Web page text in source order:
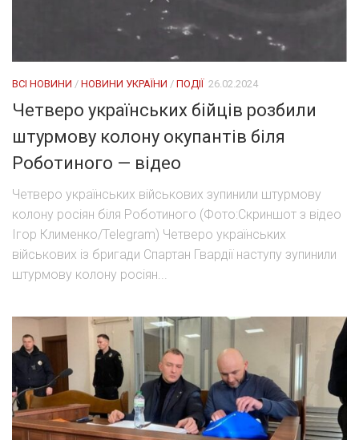
ВСІ НОВИНИ / НОВИНИ УКРАЇНИ / ПОДІЇ 26.02.2024
Четверо українських бійців розбили
штурмову колону окупантів біля
Роботиного — відео
Четверо українських військових зупинили штурмову
колону росіян біля Роботиного (Фото:Скриншот з відео
Ігор Клименко/Telegram) Четверо українських
військових із бригади Спартан Гвардії наступу зупинили
штурмову колону росіян...